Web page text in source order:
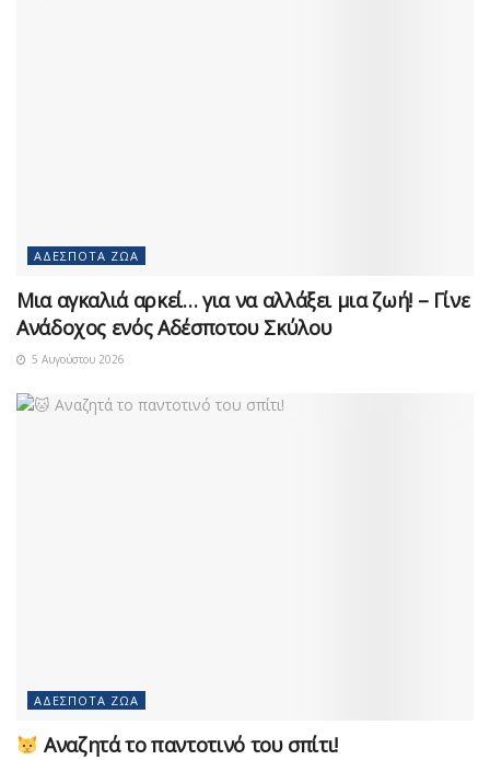
ΑΔΈΣΠΟΤΑ ΖΏΑ
Μια αγκαλιά αρκεί… για να αλλάξει μια ζωή! – Γίνε
Ανάδοχος ενός Αδέσποτου Σκύλου
5 Αυγούστου 2026
ΑΔΈΣΠΟΤΑ ΖΏΑ
Αναζητά το παντοτινό του σπίτι!